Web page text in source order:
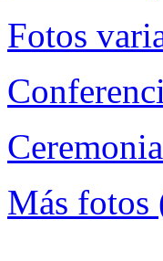
Fotos
Más fotos